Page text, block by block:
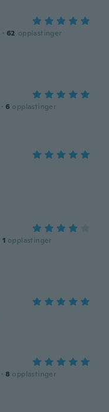
· 62 opplastinger
· 6 opplastinger
1 opplastinger
· 8 opplastinger